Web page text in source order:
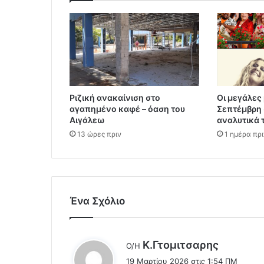
Ριζική ανακαίνιση στο
αγαπημένο καφέ – όαση του
Αιγάλεω
13 ώρες πριν
Οι μεγάλες
Σεπτέμβρη
αναλυτικά
1 ημέρα
Ένα Σχόλιο
Ο/Η Κ.Γτομιτσαρης
19 Μαρτίου 2026 στις 1:54 ΠΜ